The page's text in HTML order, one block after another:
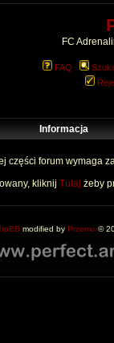
FC
FAQ
Informacja
części forum wymaga
kliknij Tutaj żeby
modified by Przemo ©